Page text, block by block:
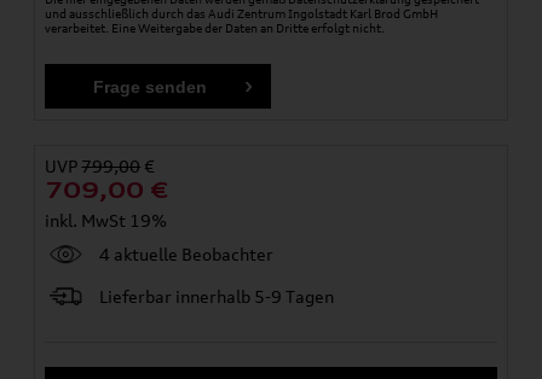
und ausschließlich durch das Audi Zentrum Ingolstadt Karl Brod GmbH
verarbeitet. Eine Weitergabe der Daten an Dritte erfolgt nicht.
UVP799,00 €
709,00 €
inkl. MwSt 19%
4 aktuelle Beobachter
Lieferbar innerhalb 5-9 Tagen